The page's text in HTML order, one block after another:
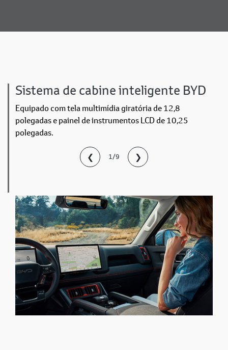
Sistema de cabine inteligente BYD
Equipado com tela multimídia giratória de 12,8
polegadas e painel de instrumentos LCD de 10,25
polegadas.
❮ 1/9 ❯